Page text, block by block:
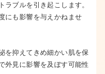
ブルを引き起こします。
にも影響を与えかねませ
を抑えてきめ細かい肌を保
外見に影響を及ぼす可能性